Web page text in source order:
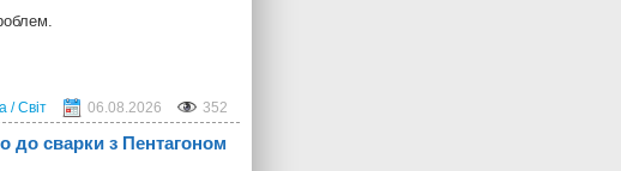
/ Світ 06.08.2026 352
до сварки з Пентагоном